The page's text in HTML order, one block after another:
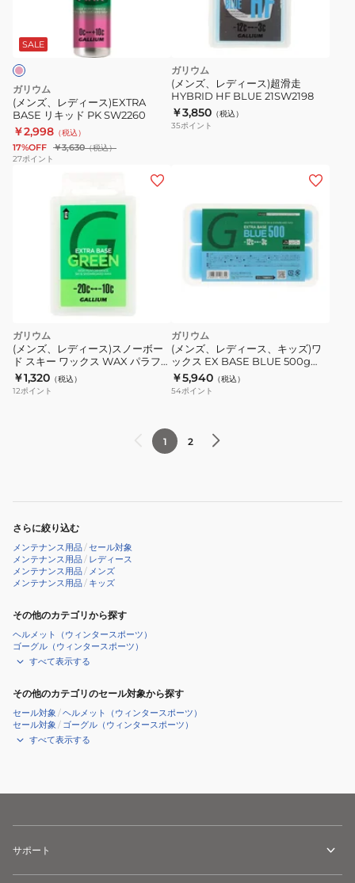
ス)EXTRA
BASE
リ
キ
ッ
ド
PK
SALE
ガリウム
(メンズ、レディース)EXTRA
BASE リキッド PK SW2260
￥2,998 （税込）
17%OFF ￥3,630（税込）
27ポイント
ガリウム
(メンズ、レディース)超滑走
HYBRID HF BLUE 21SW2198
￥3,850 （税込）
35ポイント
ガリウム
(メンズ、レディース)スノーボー
ド スキー ワックス WAX パラフィ
ン EXTRA BASE GREEN
20SW2073 グリーン
￥1,320 （税込）
12ポイント
ガリウム
(メンズ、レディース、キッズ)ワ
ックス EX BASE BLUE 500g
SW2082
￥5,940 （税込）
54ポイント
1 2
さらに絞り込む
メンテナンス用品/セール対象
メンテナンス用品/ レディース
メンテナンス用品/ メンズ
メンテナンス用品/ キッズ
その他のカテゴリから探す
ヘルメット（ウィンタースポーツ）
ゴーグル（ウィンタースポーツ）
すべて表示する
その他のカテゴリのセール対象から探す
セール対象 /ヘルメット（ウィンタースポーツ）
セール対象 / ゴーグル（ウィンタースポーツ）
すべて表示する
サポート